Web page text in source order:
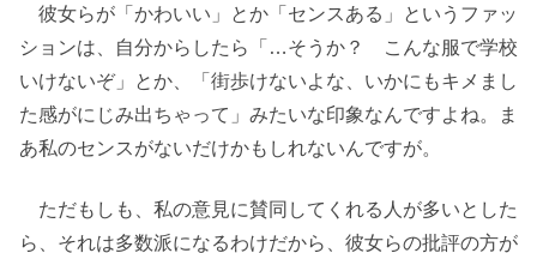
彼女らが「かわいい」とか「センスある」というファッ
ションは、自分からしたら「…そうか？ こんな服で学校
いけないぞ」とか、「街歩けないよな、いかにもキメまし
た感がにじみ出ちゃって」みたいな印象なんですよね。ま
あ私のセンスがないだけかもしれないんですが。
ただもしも、私の意見に賛同してくれる人が多いとした
ら、それは多数派になるわけだから、彼女らの批評の方が